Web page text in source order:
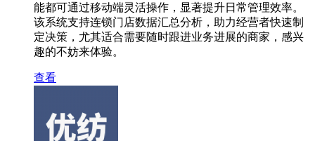
能都可通过移动端灵活操作，显著提升日常管理效率。
该系统支持连锁门店数据汇总分析，助力经营者快速制
定决策，尤其适合需要随时跟进业务进展的商家，感兴
趣的不妨来体验。
查看